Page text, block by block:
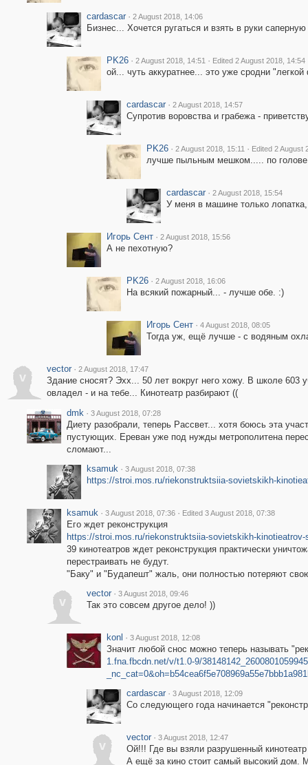
cardascar · 2 August 2018, 14:06
Бизнес... Хочется ругаться и взять в руки саперную
PK26 · 2 August 2018, 14:51 · Edited 2 August 2018, 14:54
ой... чуть аккуратнее... это уже сродни
cardascar · 2 August 2018, 14:57
Супротив воровства и грабежа -
PK26 · 2 August 2018, 15:11 · Edited 2 August
лучше пыльным мешком..... по
cardascar · 2 August 2018, 15:54
У меня в машине только
Игорь Сент · 2 August 2018, 15:56
А не пехотную?
PK26 · 2 August 2018, 16:06
На всякий пожарный... - лучше обе. :)
Игорь Сент · 4 August 2018, 08:05
Тогда уж, ещё лучше - с водяным
v
vector · 2 August 2018, 17:47
Здание сносят? Эхх... 50 лет вокруг него хожу. В школе 603
овладел - и на тебе... Кинотеатр разбирают ((
dmk · 3 August 2018, 07:28
Диету разобрали, теперь Рассвет... хотя боюсь эта
пустующих. Ереван уже под нужды метрополитена
сломают...
ksamuk · 3 August 2018, 07:38
https://stroi.mos.ru/riekonstruktsiia-sovietskikh-
ksamuk · 3 August 2018, 07:36 · Edited 3 August 2018, 07:38
Его ждет реконструкция
https://stroi.mos.ru/riekonstruktsiia-sovietskikh-kinotieatrov-
39 кинотеатров ждет реконструкция практически
перестраивать не будут.
"Баку" и "Будапешт" жаль, они полностью потеряют
v
vector · 3 August 2018, 09:46
Так это совсем другое дело! ))
konl · 3 August 2018, 12:08
Значит любой снос можно теперь называть
1.fna.fbcdn.net/v/t1.0-9/
cardascar · 3 August 2018, 12:09
Со следующего года начинается
v
vector · 3 August 2018, 12:47
Ой!!! Где вы взяли разрушенный
А ещё за кино стоит самый высокий дом.